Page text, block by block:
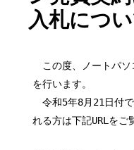
入札につ
この度、ノートパソ
を行います。
令和5年8月21日付
れる方は下記URLをご